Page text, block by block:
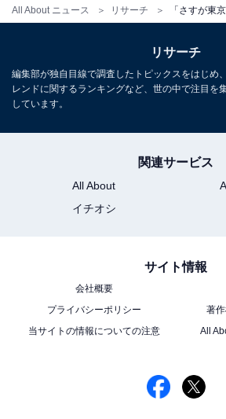
All About ニュース リサーチ
こちらもおすすめ
「東京都出身のスターだ
リサーチ
編集部が独自目線で調査したトピックスをはじめ
レンドに関するランキングなど、世の中で注目を
しています。
関連サービス
All About
イチオシ
サイト情報
会社概要
プライバシーポリシー
著
当サイトの情報についての注意
All